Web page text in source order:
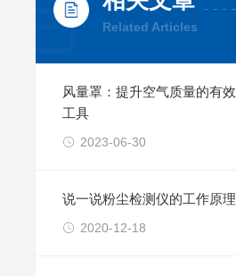
Related Articles
风量罩：提升空气质量的有效
工具
2023-06-30
说一说粉尘检测仪的工作原理
2020-12-18